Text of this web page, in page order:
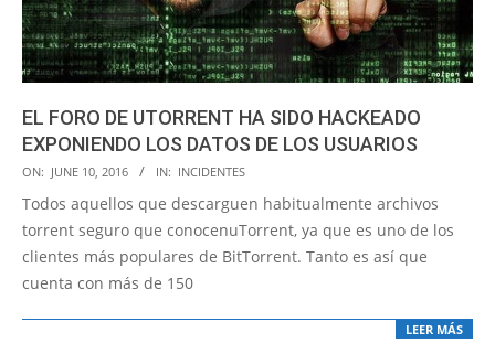
EL FORO DE UTORRENT HA SIDO HACKEADO
EXPONIENDO LOS DATOS DE LOS USUARIOS
2016-
06-
10
ON: JUNE 10, 2016 IN: INCIDENTES
Todos aquellos que descarguen habitualmente archivos
torrent seguro que conocenuTorrent, ya que es uno de los
clientes más populares de BitTorrent. Tanto es así que
cuenta con más de 150
LEER MÁS